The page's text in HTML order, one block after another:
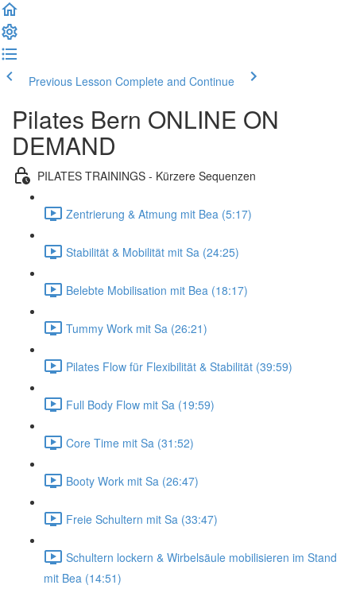
Previous Lesson Complete and Continue
Pilates Bern ONLINE ON
DEMAND
PILATES TRAININGS - Kürzere Sequenzen
Zentrierung & Atmung mit Bea (5:17)
Stabilität & Mobilität mit Sa (24:25)
Belebte Mobilisation mit Bea (18:17)
Tummy Work mit Sa (26:21)
Pilates Flow für Flexibilität & Stabilität (39:59)
Full Body Flow mit Sa (19:59)
Core Time mit Sa (31:52)
Booty Work mit Sa (26:47)
Freie Schultern mit Sa (33:47)
Schultern lockern & Wirbelsäule mobilisieren im Stand
mit Bea (14:51)